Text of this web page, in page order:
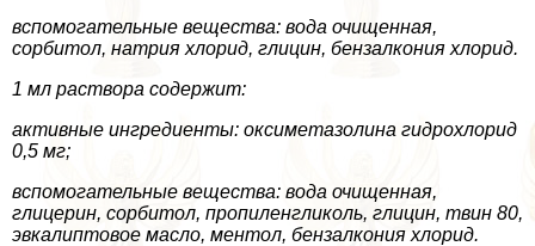
вспомогательные вещества: вода очищенная,
сорбитол, натрия хлорид, глицин, бензалкония хлорид.
1 мл раствора содержит:
активные ингредиенты: оксиметазолина гидрохлорид
0,5 мг;
вспомогательные вещества: вода очищенная,
глицерин, сорбитол, пропиленгликоль, глицин, твин 80,
эвкалиптовое масло, ментол, бензалкония хлорид.